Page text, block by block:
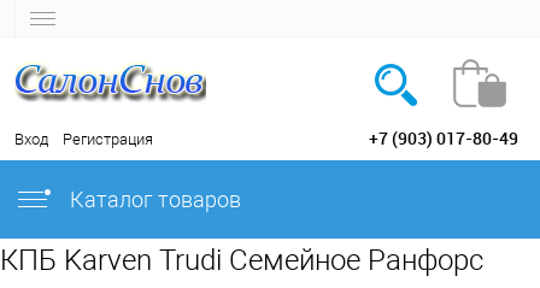
Вход Регистрация +7 (903) 017-80-49
Каталог товаров
КПБ Karven Trudi Семейное Ранфорс